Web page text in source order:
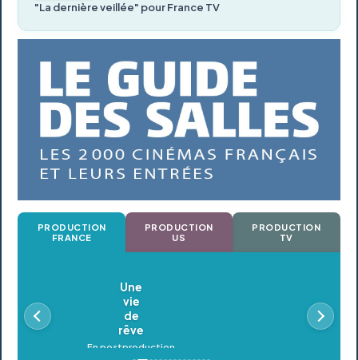
"La dernière veillée" pour France TV
PRODUCTION
FRANCE
PRODUCTION
US
PRODUCTION
TV
Oldeupe
En postproduction